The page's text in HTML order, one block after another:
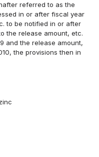
referred to as the
in or after fiscal year
to be notified in or after
the release amount, etc.
and the release amount,
the provisions then in